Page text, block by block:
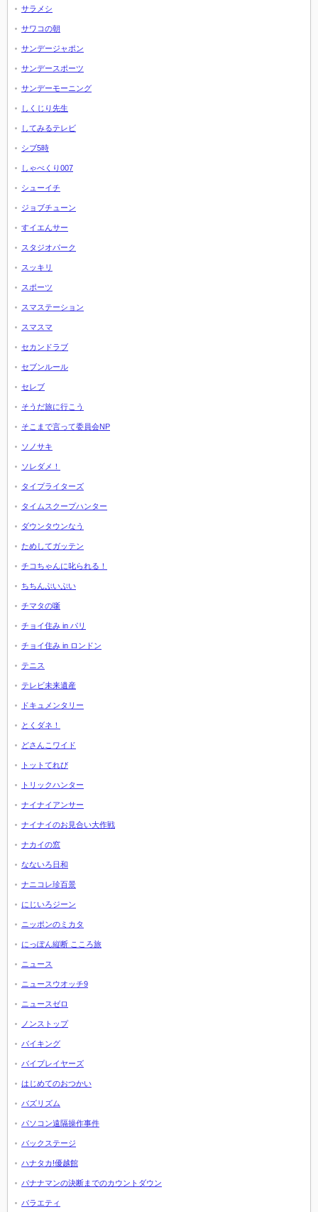
サラメシ
サワコの朝
サンデージャポン
サンデースポーツ
サンデーモーニング
しくじり先生
してみるテレビ
シブ5時
しゃべくり007
シューイチ
ジョブチューン
すイエんサー
スタジオパーク
スッキリ
スポーツ
スマステーション
スマスマ
セカンドラブ
セブンルール
セレブ
そうだ旅に行こう
そこまで言って委員会NP
ソノサキ
ソレダメ！
タイプライターズ
タイムスクープハンター
ダウンタウンなう
ためしてガッテン
チコちゃんに叱られる！
ちちんぷいぷい
チマタの噺
チョイ住み in パリ
チョイ住み in ロンドン
テニス
テレビ未来遺産
ドキュメンタリー
とくダネ！
どさんこワイド
トットてれび
トリックハンター
ナイナイアンサー
ナイナイのお見合い大作戦
ナカイの窓
なないろ日和
ナニコレ珍百景
にじいろジーン
ニッポンのミカタ
にっぽん縦断 こころ旅
ニュース
ニュースウオッチ9
ニュースゼロ
ノンストップ
バイキング
バイプレイヤーズ
はじめてのおつかい
バズリズム
パソコン遠隔操作事件
バックステージ
ハナタカ!優越館
バナナマンの決断までのカウントダウン
バラエティ